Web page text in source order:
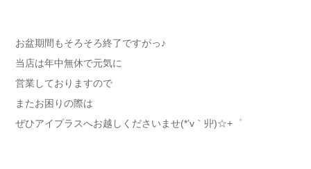
お盆期間もそろそろ終了ですがっ♪
当店は年中無休で元気に
営業しておりますので
またお困りの際は
ぜひアイプラスへお越しくださいませ(*’v｀丱)☆+゜